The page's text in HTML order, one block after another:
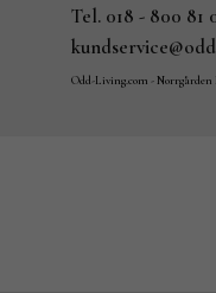
Tel. 018 - 800 81
Odd-Living.com - Norrgården